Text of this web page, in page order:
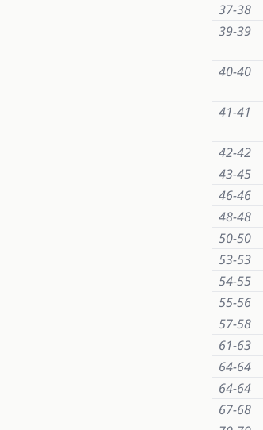
37-38
39-39
40-40
41-41
42-42
43-45
46-46
48-48
50-50
53-53
54-55
55-56
57-58
61-63
64-64
64-64
67-68